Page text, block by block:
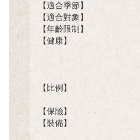
【適合季節】
【適合對象】
【年齡限制】
【健康】
【比例】
【保險】
【裝備】